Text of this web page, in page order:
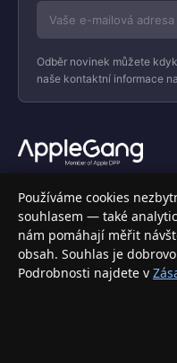
Odběr novinek můžete
naše kontaktní informace
Váš specializovaný obchod
elektronikou. Nakupujte
INFORMACE
Doprava a doručení
Používáme cookies
souhlasem — také
nám pomáhají měřit
obsah. Souhlas je
Podrobnosti najdete v